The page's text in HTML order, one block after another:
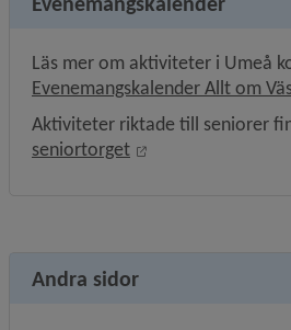
Evenemangskalender Allt om
Aktiviteter riktade till seniorer
seniortorget
Länk till annan
Andra sidor